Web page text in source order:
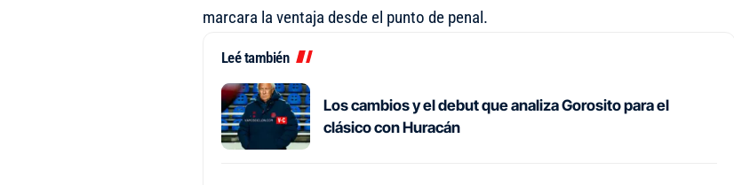
marcara la ventaja desde el punto de penal.
Leé también
Los cambios y el debut que analiza Gorosito para el
clásico con Huracán